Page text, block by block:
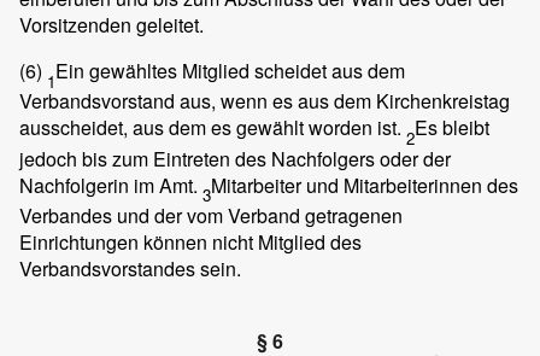
Vorsitzenden geleitet.
(6) 1Ein gewähltes Mitglied scheidet aus dem
Verbandsvorstand aus, wenn es aus dem Kirchenkreistag
ausscheidet, aus dem es gewählt worden ist. 2Es bleibt
jedoch bis zum Eintreten des Nachfolgers oder der
Nachfolgerin im Amt. 3Mitarbeiter und Mitarbeiterinnen des
Verbandes und der vom Verband getragenen
Einrichtungen können nicht Mitglied des
Verbandsvorstandes sein.
§ 6